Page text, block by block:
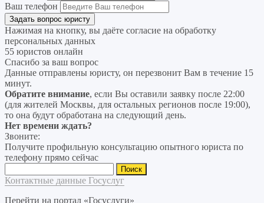
Ваш телефон
Нажимая на кнопку, вы даёте согласие на обработку
персональных данных
55 юристов онлайн
Спасибо за ваш вопрос
Данные отправлены юристу, он перезвонит Вам в течение 15
минут.
Обратите внимание, если Вы оставили заявку после 22:00
(для жителей Москвы, для остальных регионов после 19:00),
то она будут обработана на следующий день.
Нет времени ждать?
Звоните:
Получите профильную консультацию опытного юриста по
телефону прямо сейчас
Контактные данные Госуслуг
Перейти на портал «Госуслуги»